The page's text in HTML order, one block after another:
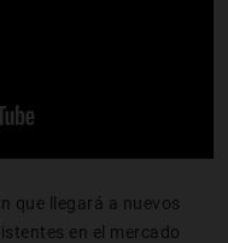
que llegará a nuevos
en el mercado